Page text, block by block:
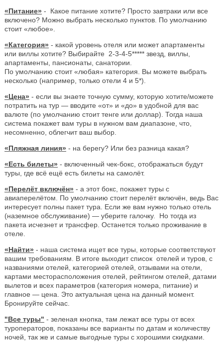
«Питание» - Какое питание хотите? Просто завтраки или все
включено? Можно выбрать несколько пунктов. По умолчанию
стоит «любое».
«Категория» - какой уровень отеля или может апартаменты
или виллы хотите? Выбирайте 2-3-4-5***** звезд, виллы,
апартаменты, пансионаты, санатории.
По умолчанию стоит «любая» категория. Вы можете выбрать
несколько (например, только отели 4 и 5*).
«Цена» - если вы знаете точную сумму, которую хотите/можете
потратить на тур — вводите «от» и «до» в удобной для вас
валюте (по умолчанию стоит тенге или доллар). Тогда наша
система покажет вам туры в нужном вам диапазоне, что,
несомненно, облегчит ваш выбор.
«Пляжная линия» - на берегу? Или без разница какая?
«Есть билеты» - включенный чек-бокс, отображаться будут
туры, где всё ещё есть билеты на самолёт.
«Перелёт включён» - а этот бокс, покажет туры с
авиаперелётом. По умолчанию стоит перелёт включён, ведь Вас
интересует полны пакет тура. Если же вам нужно только отель
(наземное обслуживание) — уберите галочку. Но тогда из
пакета исчезнет и трансфер. Останется только проживание в
отеле.
«Найти» - наша система ищет все туры, которые соответствуют
вашим требованиям. В итоге выходит список отелей и туров, с
названиями отелей, категорией отелей, отзывами на отели,
картами месторасположения отелей, рейтингом отелей, датами
вылетов и всех параметров (категория номера, питание) и
главное — цена. Это актуальная цена на данный момент.
Бронируйте сейчас.
"Все туры" - зеленая кнопка, там лежат все туры от всех
туроператоров, показаны все варианты по датам и количеству
ночей, так же и самые выгодные туры с хорошими скидками.